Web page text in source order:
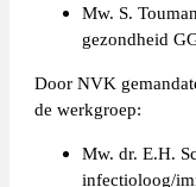
Mw. S.
gezondheid
Door NVK
de werkgroep:
Mw. dr. E.H.
infectioloog/